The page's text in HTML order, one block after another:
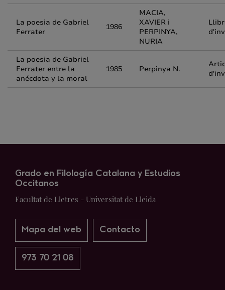
La poesia de Gabriel
Ferrater
1986
MACIA,
XAVIER i
PERPINYA,
NURIA
La poesia de Gabriel
Ferrater entre la
anécdota y la moral
1985 Perpinya N.
Grado en Filología Catalana y Estudios
Occitanos
Facultat de Lletres - Universitat de Lleida
Mapa del web Contacto
973 70 21 08